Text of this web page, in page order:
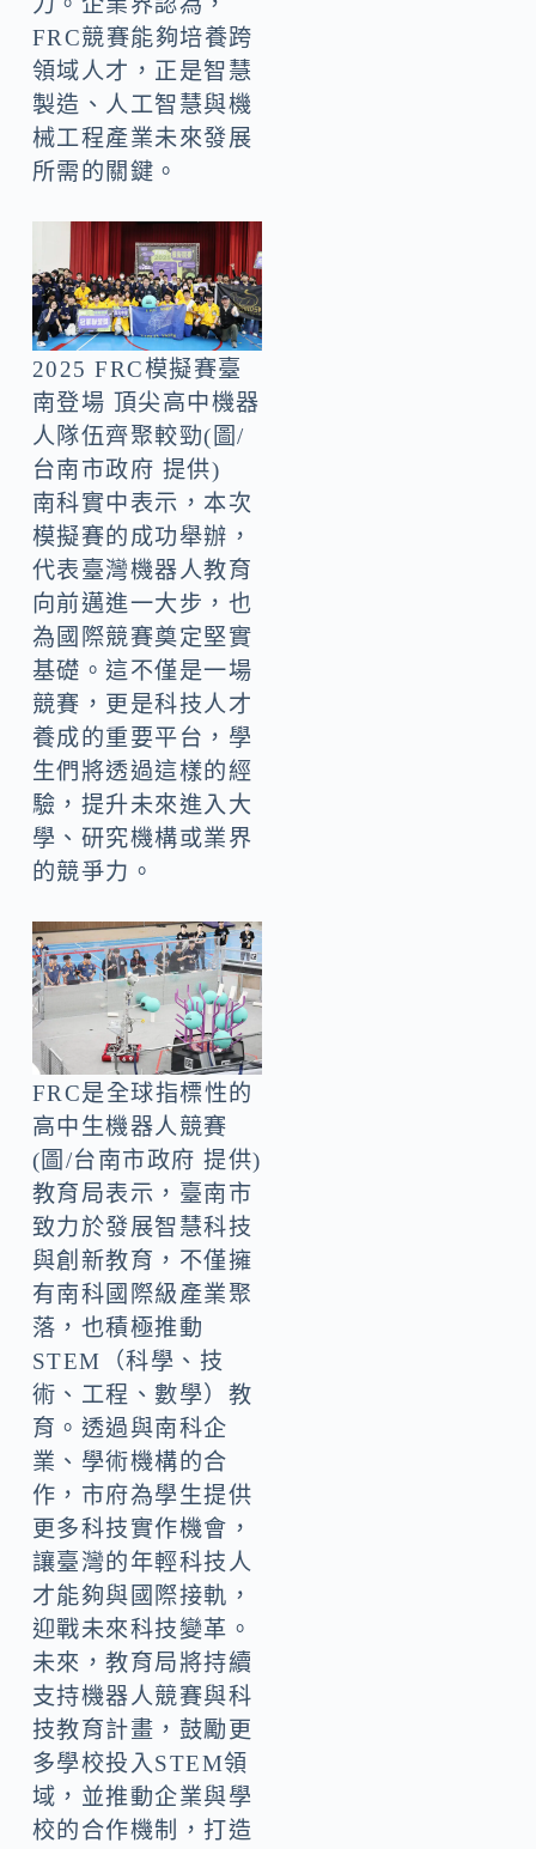
FRC競賽能夠培養跨
領域人才，正是智慧
製造、人工智慧與機
械工程產業未來發展
所需的關鍵。
2025 FRC模擬賽臺
南登場 頂尖高中機器
人隊伍齊聚較勁(圖/
台南市政府 提供)
南科實中表示，本次
模擬賽的成功舉辦，
代表臺灣機器人教育
向前邁進一大步，也
為國際競賽奠定堅實
基礎。這不僅是一場
競賽，更是科技人才
養成的重要平台，學
生們將透過這樣的經
驗，提升未來進入大
學、研究機構或業界
的競爭力。
FRC是全球指標性的
高中生機器人競賽
(圖/台南市政府 提供)
教育局表示，臺南市
致力於發展智慧科技
與創新教育，不僅擁
有南科國際級產業聚
落，也積極推動
STEM（科學、技
術、工程、數學）教
育。透過與南科企
業、學術機構的合
作，市府為學生提供
更多科技實作機會，
讓臺灣的年輕科技人
才能夠與國際接軌，
迎戰未來科技變革。
未來，教育局將持續
支持機器人競賽與科
技教育計畫，鼓勵更
多學校投入STEM領
域，並推動企業與學
校的合作機制，打造